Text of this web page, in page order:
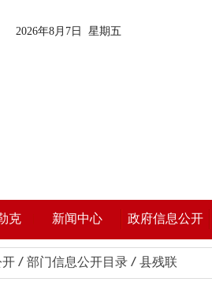
2026年8月7日 星期五
克 新闻中心 政府信息公开
开 / 部门信息公开目录 / 县残联